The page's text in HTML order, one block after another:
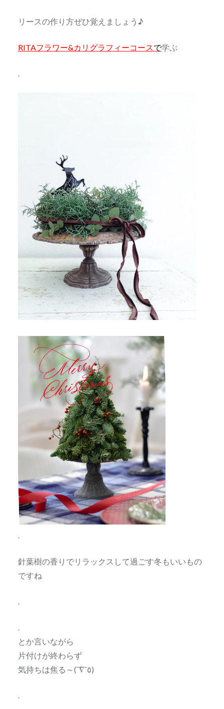
リースの作り方ぜひ覚えましょう♪
RITAフラワー&カリグラフィーコースで学ぶ
.
.
針葉樹の香りでリラックスして過ごす冬もいいもの
ですね
.
.
とか言いながら
片付けが終わらず
気持ちは焦る～(¯∇¯٥)
.